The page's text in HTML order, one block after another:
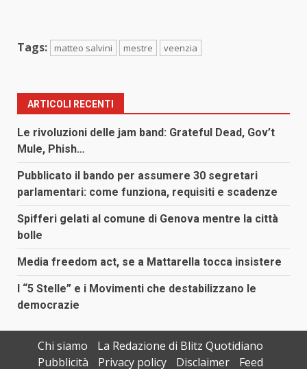
Tags: matteo salvini mestre veenzia
ARTICOLI RECENTI
Le rivoluzioni delle jam band: Grateful Dead, Gov’t
Mule, Phish…
Pubblicato il bando per assumere 30 segretari
parlamentari: come funziona, requisiti e scadenze
Spifferi gelati al comune di Genova mentre la città
bolle
Media freedom act, se a Mattarella tocca insistere
I “5 Stelle” e i Movimenti che destabilizzano le
democrazie
Chi siamo
La Redazione di Blitz Quotidiano
Pubblicità
Privacy policy Disclaimer Feed